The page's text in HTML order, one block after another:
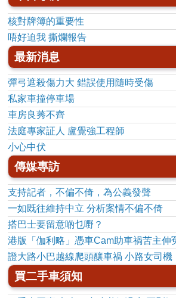
核對牌簿的重要性
唔好迫我 撕爛報告
最新消息
彈弓遮殺傷力大 錯誤使用隨時受傷
私家車撞停車場
車房良莠不齊
法庭專家証人 盧覺強工程師
小心中伏
傳媒專訪
支持記者，不偏不倚，為公義發聲
一如既往維持中立 分析案情不偏不倚
搭巴士要留意啲乜嘢？
港版「伽利略」憑車Cam助車禍苦主伸
證大路小巴越線爬頭釀車禍 小路女司
買二手車須知